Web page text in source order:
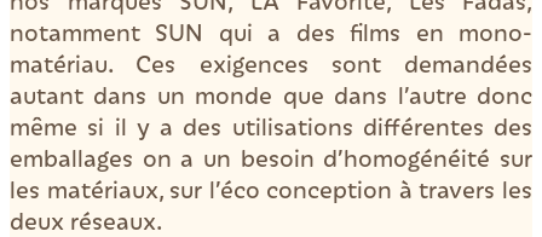
notamment SUN qui a des films en mono-
matériau. Ces exigences sont demandées
autant dans un monde que dans l’autre donc
même si il y a des utilisations différentes des
emballages on a un besoin d’homogénéité sur
les matériaux, sur l’éco conception à travers les
deux réseaux.